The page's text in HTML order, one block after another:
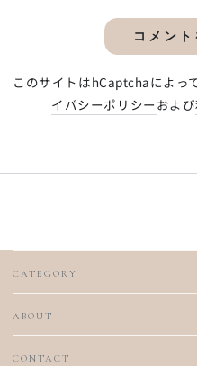
コメント
このサイトはhCaptchaによっ
イバシーポリシー および
CATEGORY
ABOUT
CONTACT